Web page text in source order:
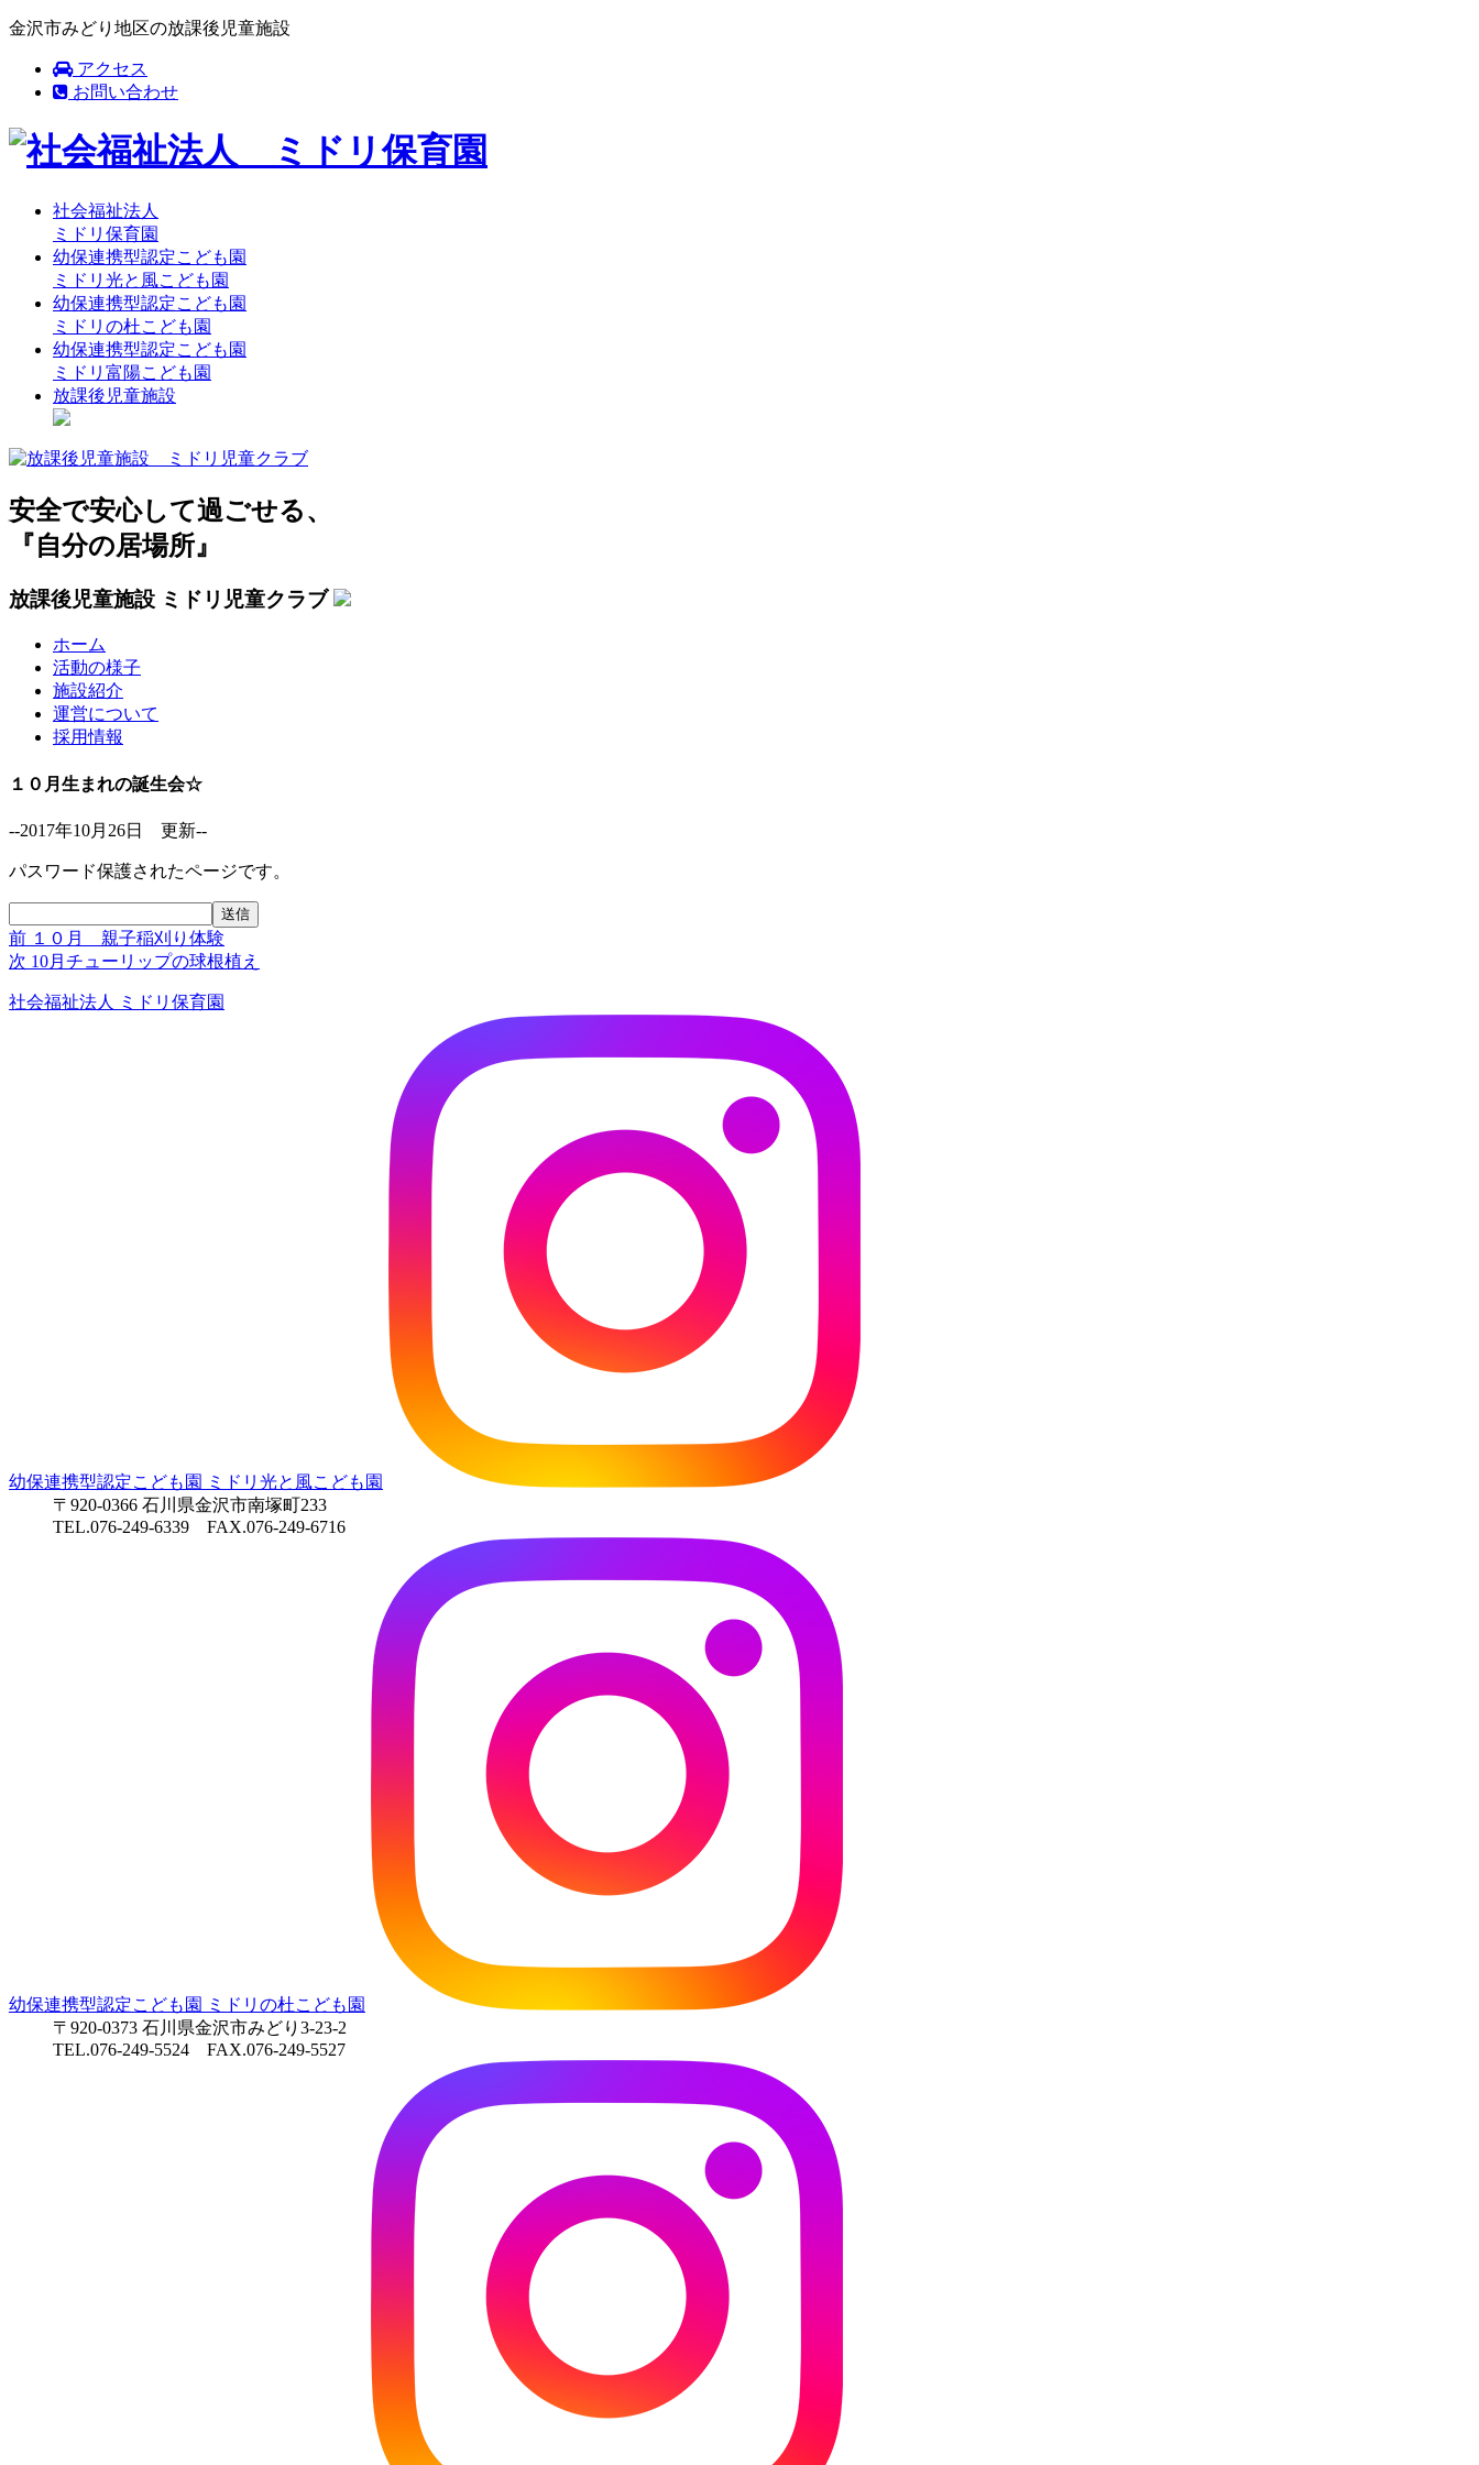
金沢市みどり地区の放課後児童施設
アクセス
お問い合わせ
社会福祉法人
ミドリ保育園
幼保連携型認定こども園
ミドリ光と風こども園
幼保連携型認定こども園
ミドリの杜こども園
幼保連携型認定こども園
ミドリ富陽こども園
放課後児童施設
安全で安心して過ごせる、
『自分の居場所』
放課後児童施設 ミドリ児童クラブ
ホーム
活動の様子
施設紹介
運営について
採用情報
１０月生まれの誕生会☆
--2017年10月26日 更新--
パスワード保護されたページです。
投
稿
ナ
前 前
の
稿:
１０月 親子稲刈り体験
次 次
投
10月チューリップの球根植え
社会福祉法人 ミドリ保育園
幼保連携型認定こども園
ミドリ光と風こども園
〒920-0366 石川県金沢市南塚町233
TEL.076-249-6339 FAX.076-249-6716
幼保連携型認定こども園
ミドリの杜こども園
〒920-0373 石川県金沢市みどり3-23-2
TEL.076-249-5524 FAX.076-249-5527